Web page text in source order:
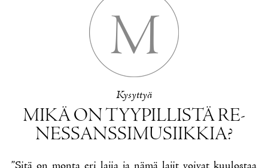
M
Ky­syt­tyä
MI­KÄ ON TYY­PIL­LIS­TÄ RE­
NES­SANS­SI­MUSIIK­KIA?